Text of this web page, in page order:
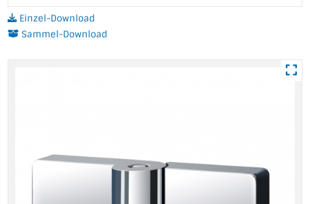
Einzel-Download
Sammel-Download